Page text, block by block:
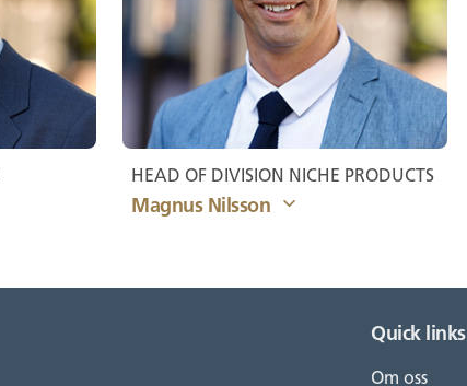
HEAD OF DIVISION NICHE PRODUCTS
Magnus Nilsson
Quick links
Om oss